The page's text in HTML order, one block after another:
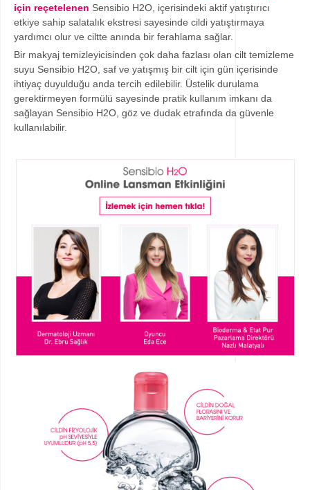
için reçetelenen Sensibio H2O, içerisindeki aktif yatıştırıcı
etkiye sahip salatalık ekstresi sayesinde cildi yatıştırmaya
yardımcı olur ve ciltte anında bir ferahlama sağlar.
Bir makyaj temizleyicisinden çok daha fazlası olan cilt temizleme
suyu Sensibio H2O, saf ve yatışmış bir cilt için gün içerisinde
ihtiyaç duyulduğu anda tercih edilebilir. Üstelik durulama
gerektirmeyen formülü sayesinde pratik kullanım imkanı da
sağlayan Sensibio H2O, göz ve dudak etrafında da güvenle
kullanılabilir.